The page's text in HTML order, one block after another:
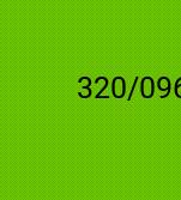
320/